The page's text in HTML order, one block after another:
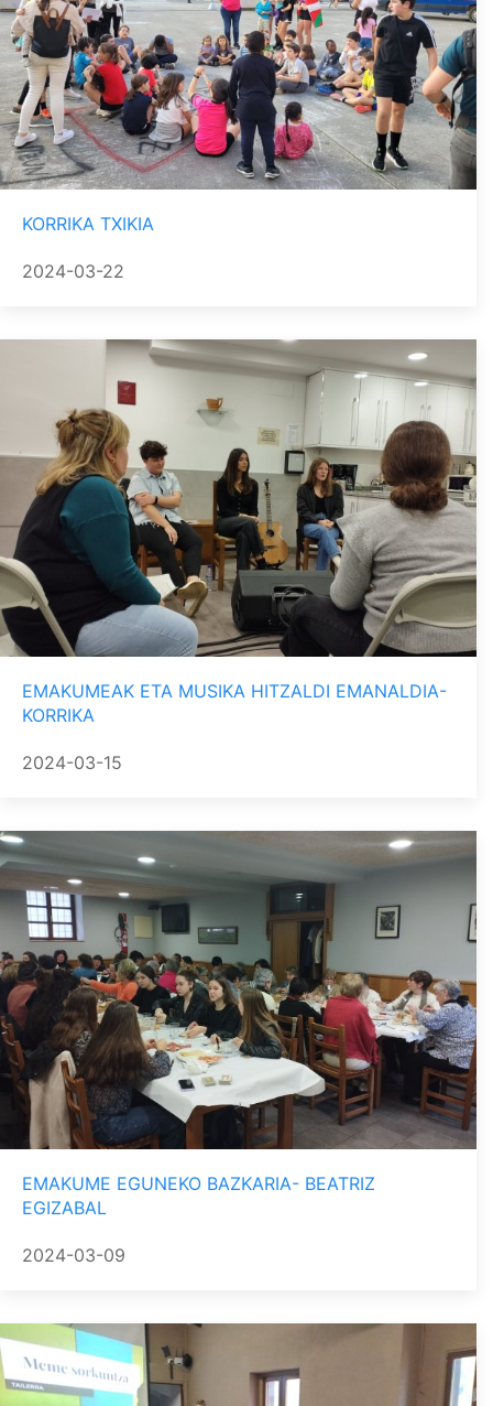
KORRIKA TXIKIA
2024-03-22
EMAKUMEAK ETA MUSIKA HITZALDI EMANALDIA-
KORRIKA
2024-03-15
EMAKUME EGUNEKO BAZKARIA- BEATRIZ
EGIZABAL
2024-03-09